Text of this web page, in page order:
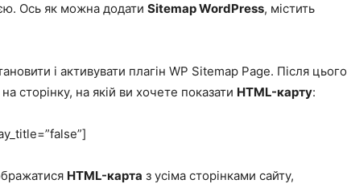
Ось як можна додати Sitemap WordPress, містить
і активувати плагін WP Sitemap Page. Після цього
сторінку, на якій ви хочете показати HTML-карту:
HTML-карта з усіма сторінками сайту,